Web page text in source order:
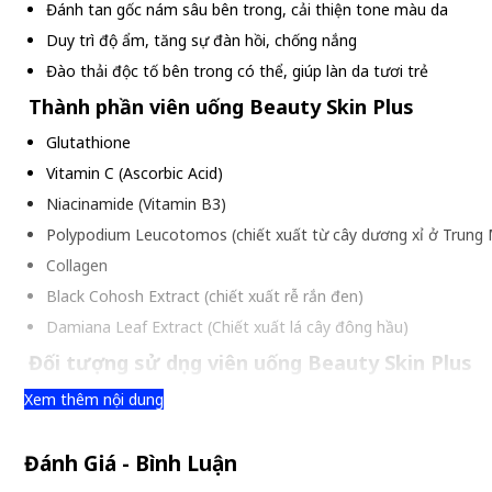
Đánh tan gốc nám sâu bên trong, cải thiện tone màu da
Duy trì độ ẩm, tăng sự đàn hồi, chống nắng
Đào thải độc tố bên trong có thể, giúp làn da tươi trẻ
Thành phần viên uống Beauty Skin Plus
Glutathione
Vitamin C (Ascorbic Acid)
Niacinamide (Vitamin B3)
Polypodium Leucotomos (chiết xuất từ cây dương xỉ ở Trung
Collagen
Black Cohosh Extract (chiết xuất rễ rắn đen)
Damiana Leaf Extract (Chiết xuất lá cây đông hầu)
Đối tượng sử dụng viên uống Beauty Skin Plus
Người từ 18 tuổi trở lên
Người muốn duy trì làn da tươi trẻ
Xem thêm nội dung
Đánh Giá - Bình Luận